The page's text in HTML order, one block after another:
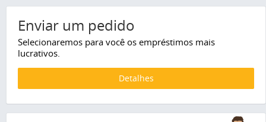
Enviar um pedido
Selecionaremos para você os empréstimos mais
lucrativos.
Detalhes